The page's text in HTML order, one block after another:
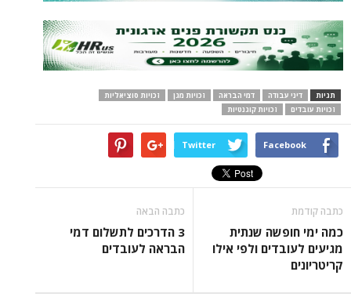
תגיות דיני עבודה דמי הבראה זכויות מגן
זכויות סוציאליות
זכויות עובדים
זכויות קוגנטיות
Facebook
Twitter
כתבה קודמת
כמה ימי חופשה שנתית
מגיעים לעובדים ולפי אילו
קריטריונים
כתבה הבאה
3 הדרכים לתשלום דמי
הבראה לעובדים